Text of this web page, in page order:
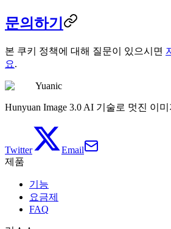
문의하기
본 쿠키 정책에 대해 질문이 있으시면
요.
Yuanic
Hunyuan Image 3.0 AI 기술로 멋진 이
Twitter
Email
제품
기능
요금제
FAQ